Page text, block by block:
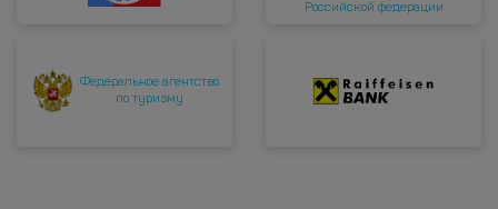
Российской федерации
Федеральное агентство
по туризму